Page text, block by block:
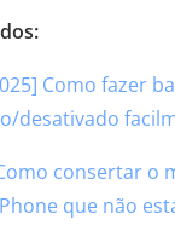
Como fazer
desativado
consertar o
que não